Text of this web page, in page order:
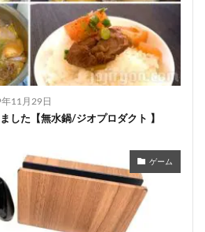
11月29日
した【無水鍋/ジオプロダクト 】
ゲーム